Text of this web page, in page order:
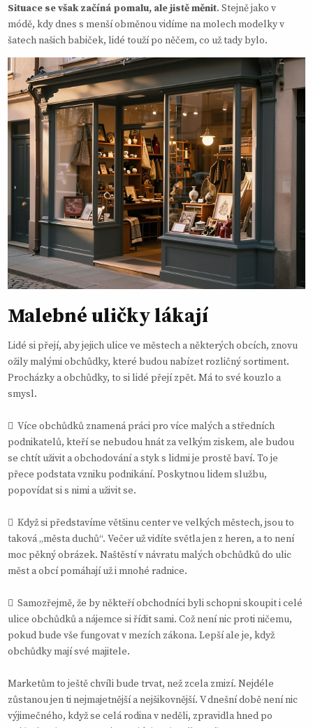
Situace se však začíná pomalu, ale jistě měnit. Stejně jako v
módě, kdy dnes s menší obměnou vidíme na molech modelky v
šatech našich babiček, lidé touží po něčem, co už tady bylo.
Malebné uličky lákají
Lidé si přejí, aby jejich ulice ve městech a některých obcích, znovu
ožily malými obchůdky, které budou nabízet rozličný sortiment.
Procházky a obchůdky, to si lidé přejí zpět. Má to své kouzlo a
smysl.
 Více obchůdků znamená práci pro více malých a středních
podnikatelů, kteří se nebudou hnát za velkým ziskem, ale budou
se chtít uživit a obchodování a styk s lidmi je prostě baví. To je
přece podstata vzniku podnikání. Poskytnou lidem službu,
popovídat si s nimi a uživit se.
 Když si představíme většinu center ve velkých městech, jsou to
taková „města duchů“. Večer už vidíte světla jen z heren, a to není
moc pěkný obrázek. Naštěstí v návratu malých obchůdků do ulic
měst a obcí pomáhají už i mnohé radnice.
 Samozřejmě, že by někteří obchodníci byli schopni skoupit i celé
ulice obchůdků a nájemce si řídit sami. Což není nic proti ničemu,
pokud bude vše fungovat v mezích zákona. Lepší ale je, když
obchůdky mají své majitele.
Marketům to ještě chvíli bude trvat, než zcela zmizí. Nejdéle
zůstanou jen ti nejmajetnější a nejšikovnější. V dnešní době není nic
výjimečného, když se celá rodina v neděli, zpravidla hned po